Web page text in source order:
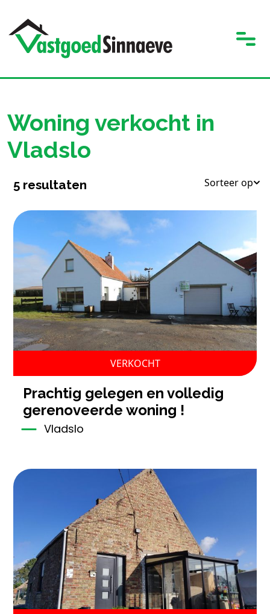
Woning verkocht in
Vladslo
5 resultaten Sorteer op
VERKOCHT
prachtig gelegen en volledig
gerenoveerde woning !
Vladslo